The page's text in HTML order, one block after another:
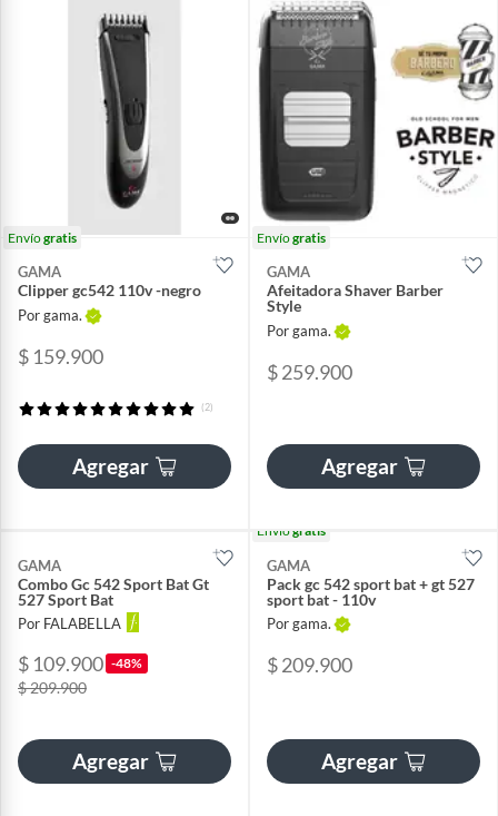
Envíogratis
GAMA
Clipper gc542 110v -negro
Por gama.
$ 159.900
(2)
Agregar
Envíogratis
GAMA
Afeitadora Shaver Barber
Style
Por gama.
$ 259.900
Agregar
GAMA
Combo Gc 542 Sport Bat Gt
527 Sport Bat
Por FALABELLA
$ 109.900 -48%
$ 209.900
Agregar
Envíogratis
GAMA
Pack gc 542 sport bat + gt 527
sport bat - 110v
Por gama.
$ 209.900
Agregar